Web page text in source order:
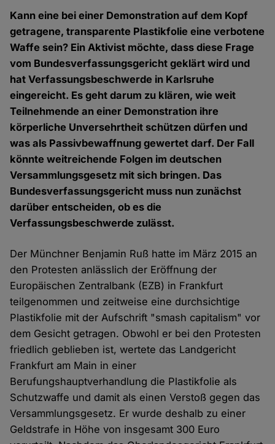
Kann eine bei einer Demonstration auf dem Kopf
getragene, transparente Plastikfolie eine verbotene
Waffe sein? Ein Aktivist möchte, dass diese Frage
vom Bundesverfassungsgericht geklärt wird und
hat Verfassungsbeschwerde in Karlsruhe
eingereicht. Es geht darum zu klären, wie weit
Teilnehmende an einer Demonstration ihre
körperliche Unversehrtheit schützen dürfen und
was als Passivbewaffnung gewertet darf. Der Fall
könnte weitreichende Folgen im deutschen
Versammlungsgesetz mit sich bringen. Das
Bundesverfassungsgericht muss nun zunächst
darüber entscheiden, ob es die
Verfassungsbeschwerde zulässt.
Der Münchner Benjamin Ruß hatte im März 2015 an
den Protesten anlässlich der Eröffnung der
Europäischen Zentralbank (EZB) in Frankfurt
teilgenommen und zeitweise eine durchsichtige
Plastikfolie mit der Aufschrift "smash capitalism" vor
dem Gesicht getragen. Obwohl er bei den Protesten
friedlich geblieben ist, wertete das Landgericht
Frankfurt am Main in einer
Berufungshauptverhandlung die Plastikfolie als
Schutzwaffe und damit als einen Verstoß gegen das
Versammlungsgesetz. Er wurde deshalb zu einer
Geldstrafe in Höhe von insgesamt 300 Euro